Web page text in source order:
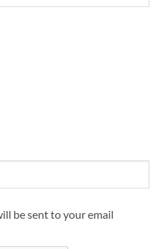
be sent to your email